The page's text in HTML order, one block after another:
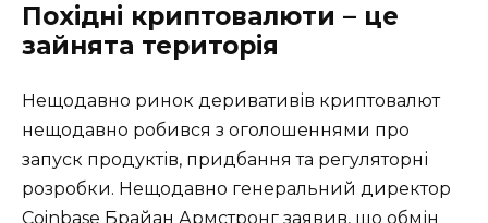
Похідні криптовалюти – це
зайнята територія
Нещодавно ринок деривативів криптовалют
нещодавно робився з оголошеннями про
запуск продуктів, придбання та регуляторні
розробки. Нещодавно генеральний директор
Coinbase Брайан Армстронг заявив, що обмін